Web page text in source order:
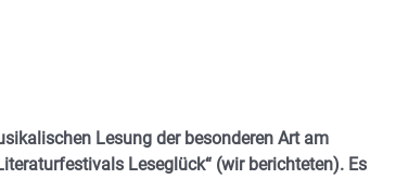
Lesung der besonderen Art am
Leseglück“ (wir berichteten). Es